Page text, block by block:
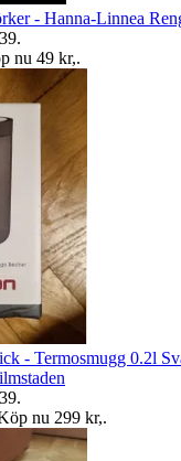
- Hanna-Linnea
.
nu 49 kr,.
- Termosmugg 0.2l
.
nu 299 kr,.